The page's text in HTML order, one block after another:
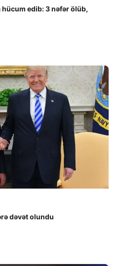
edib: 3 nəfər ölüb,
dəvət olundu